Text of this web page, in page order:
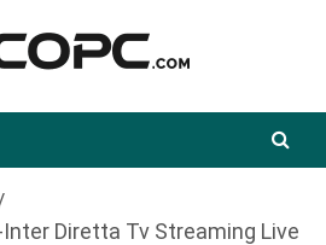
Diretta Tv Streaming Live